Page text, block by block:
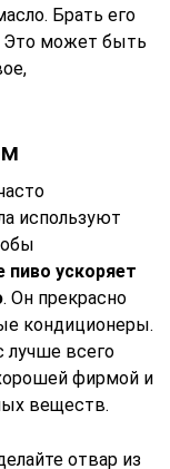
Брать его
Это может быть
используют
пиво ускоряет
. Он прекрасно
кондиционеры.
лучше всего
фирмой и
веществ.
отвар из